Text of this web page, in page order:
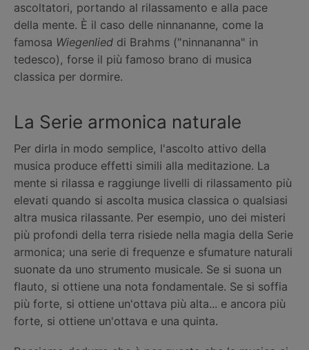
ascoltatori, portando al rilassamento e alla pace
della mente. È il caso delle ninnananne, come la
famosa Wiegenlied di Brahms ("ninnananna" in
tedesco), forse il più famoso brano di musica
classica per dormire.
La Serie armonica naturale
Per dirla in modo semplice, l'ascolto attivo della
musica produce effetti simili alla meditazione. La
mente si rilassa e raggiunge livelli di rilassamento più
elevati quando si ascolta musica classica o qualsiasi
altra musica rilassante. Per esempio, uno dei misteri
più profondi della terra risiede nella magia della Serie
armonica; una serie di frequenze e sfumature naturali
suonate da uno strumento musicale. Se si suona un
flauto, si ottiene una nota fondamentale. Se si soffia
più forte, si ottiene un'ottava più alta... e ancora più
forte, si ottiene un'ottava e una quinta.